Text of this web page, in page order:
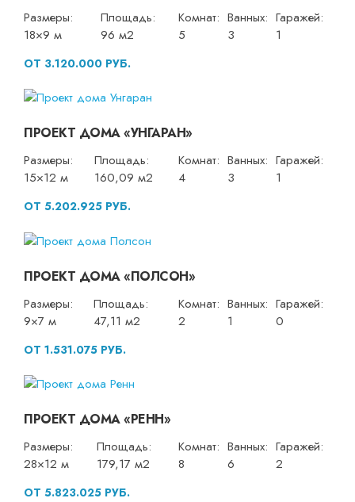
Размеры:
18×9 м
Площадь:
96 м2
Комнат:
5
Ванных:
3
Гаражей:
1
ОТ 3.120.000 РУБ.
ПРОЕКТ ДОМА «УНГАРАН»
Размеры:
15×12 м
Площадь:
160,09 м2
Комнат:
4
Ванных:
3
Гаражей:
1
ОТ 5.202.925 РУБ.
ПРОЕКТ ДОМА «ПОЛСОН»
Размеры:
9×7 м
Площадь:
47,11 м2
Комнат:
2
Ванных:
1
Гаражей:
0
ОТ 1.531.075 РУБ.
ПРОЕКТ ДОМА «РЕНН»
Размеры:
28×12 м
Площадь:
179,17 м2
Комнат:
8
Ванных:
6
Гаражей:
2
ОТ 5.823.025 РУБ.